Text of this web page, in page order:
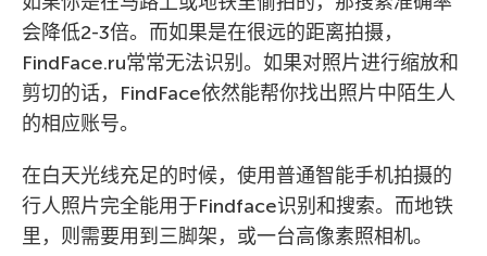
会降低2-3倍。而如果是在很远的距离拍摄，
FindFace.ru常常无法识别。如果对照片进行缩放和
剪切的话，FindFace依然能帮你找出照片中陌生人
的相应账号。
在白天光线充足的时候，使用普通智能手机拍摄的
行人照片完全能用于Findface识别和搜索。而地铁
里，则需要用到三脚架，或一台高像素照相机。